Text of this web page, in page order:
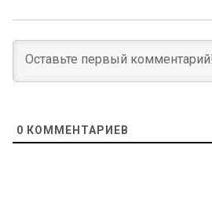
0 КОММЕНТАРИЕВ